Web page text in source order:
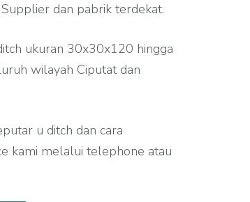
dan pabrik terdekat.
ukuran 30x30x120 hingga
wilayah Ciputat dan
u ditch dan cara
kami melalui telephone atau